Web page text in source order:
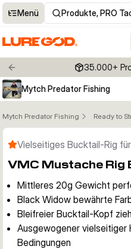
Menü Produkte, PRO
Previous slide 35.000+
Mytch Predator Fishing
Mytch Predator Fishing Ready to
Vielseitiges Bucktail-Rig
VMC Mustache Rig
Mittleres 20g Gewicht
Black Widow bewährte
Bleifreier Bucktail-Kopf
Ausgewogener vielseitiger
Bedingungen